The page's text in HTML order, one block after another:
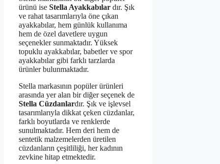
ürünü ise Stella Ayakkabılar dır. Şık
ve rahat tasarımlarıyla öne çıkan
ayakkabılar, hem günlük kullanıma
hem de özel davetlere uygun
seçenekler sunmaktadır. Yüksek
topuklu ayakkabılar, babetler ve spor
ayakkabılar gibi farklı tarzlarda
ürünler bulunmaktadır.
Stella markasının popüler ürünleri
arasında yer alan bir diğer seçenek de
Stella Cüzdanlardır. Şık ve işlevsel
tasarımlarıyla dikkat çeken cüzdanlar,
farklı boyutlarda ve renklerde
sunulmaktadır. Hem deri hem de
sentetik malzemelerden üretilen
cüzdanların çeşitliliği, her kadının
zevkine hitap etmektedir.